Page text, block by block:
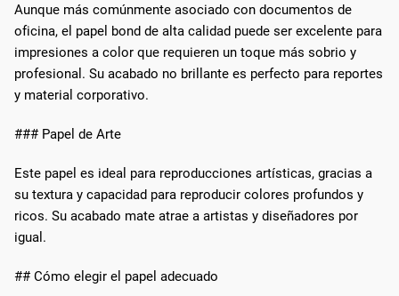
Aunque más comúnmente asociado con documentos de
oficina, el papel bond de alta calidad puede ser excelente para
impresiones a color que requieren un toque más sobrio y
profesional. Su acabado no brillante es perfecto para reportes
y material corporativo.
### Papel de Arte
Este papel es ideal para reproducciones artísticas, gracias a
su textura y capacidad para reproducir colores profundos y
ricos. Su acabado mate atrae a artistas y diseñadores por
igual.
## Cómo elegir el papel adecuado